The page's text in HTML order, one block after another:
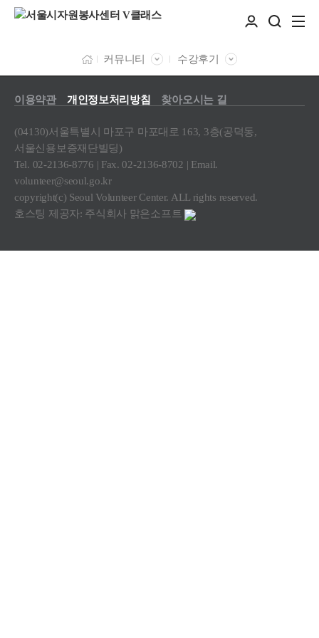
커뮤니티 수강후기
이용약관 개인정보처리방침 찾아오시는 길
(04130)서울특별시 마포구 마포대로 163, 3층(공덕동,
서울신용보증재단빌딩)
Tel. 02-2136-8776 | Fax. 02-2136-8702 | Email.
volunteer@seoul.go.kr
copyright(c) Seoul Volunteer Center. ALL rights reserved.
호스팅 제공자: 주식회사 맑은소프트